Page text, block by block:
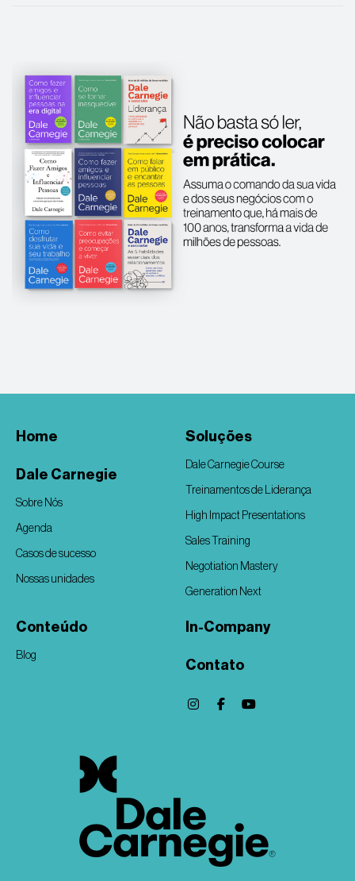
Home
Dale Carnegie
Sobre Nós
Agenda
Casos de sucesso
Nossas unidades
Soluções
Dale Carnegie Course
Treinamentos de Liderança
High Impact Presentations
Sales Training
Negotiation Mastery
Generation Next
Conteúdo
Blog
In-Company
Contato